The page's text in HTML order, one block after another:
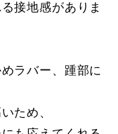
接地感がありま
ラバー、踵部に
ため、